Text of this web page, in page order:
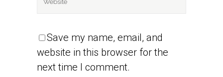
Save my name, email, and
website in this browser for the
next time I comment.